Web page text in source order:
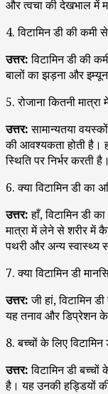
और त्वचा की देखभाल
4. विटामिन डी की
उत्तर:विटामिन डी की
बालों का झड़ना और
5. रोजाना कितनी मात्रा
उत्तर:सामान्यतया
की आवश्यकता होती है।
स्थिति पर निर्भर करती है।
6. क्या विटामिन डी का
उत्तर:हाँ, विटामिन डी
मात्रा में लेने से शरीर में
पथरी और अन्य स्वास्थ्य
7. क्या विटामिन डी
उत्तर:जी हां, विटामिन
यह तनाव और डिप्रेशन
8. बच्चों के लिए
उत्तर:विटामिन डी
है। यह उनकी हड्डियों